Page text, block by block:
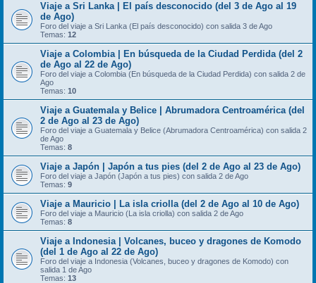
Viaje a Sri Lanka | El país desconocido (del 3 de Ago al 19
de Ago)
Foro del viaje a Sri Lanka (El país desconocido) con salida 3 de Ago
Temas: 12
Viaje a Colombia | En búsqueda de la Ciudad Perdida (del 2
de Ago al 22 de Ago)
Foro del viaje a Colombia (En búsqueda de la Ciudad Perdida) con salida 2 de
Ago
Temas: 10
Viaje a Guatemala y Belice | Abrumadora Centroamérica (del
2 de Ago al 23 de Ago)
Foro del viaje a Guatemala y Belice (Abrumadora Centroamérica) con salida 2
de Ago
Temas: 8
Viaje a Japón | Japón a tus pies (del 2 de Ago al 23 de Ago)
Foro del viaje a Japón (Japón a tus pies) con salida 2 de Ago
Temas: 9
Viaje a Mauricio | La isla criolla (del 2 de Ago al 10 de Ago)
Foro del viaje a Mauricio (La isla criolla) con salida 2 de Ago
Temas: 8
Viaje a Indonesia | Volcanes, buceo y dragones de Komodo
(del 1 de Ago al 22 de Ago)
Foro del viaje a Indonesia (Volcanes, buceo y dragones de Komodo) con
salida 1 de Ago
Temas: 13